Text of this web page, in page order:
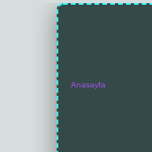
Anasayfa